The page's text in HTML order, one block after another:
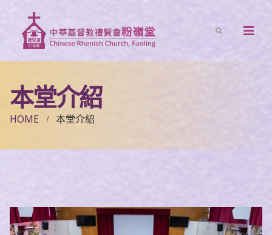
本堂介紹
HOME 本堂介紹